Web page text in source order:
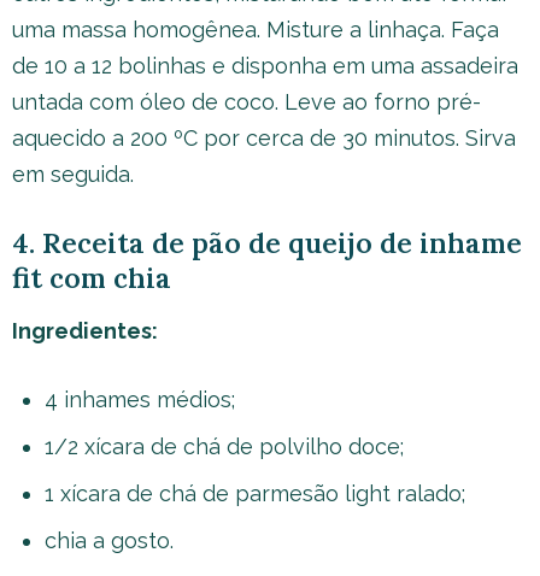
uma massa homogênea. Misture a linhaça. Faça
de 10 a 12 bolinhas e disponha em uma assadeira
untada com óleo de coco. Leve ao forno pré-
aquecido a 200 ºC por cerca de 30 minutos. Sirva
em seguida.
4. Receita de pão de queijo de inhame
fit com chia
Ingredientes:
4 inhames médios;
1/2 xícara de chá de polvilho doce;
1 xícara de chá de parmesão light ralado;
chia a gosto.